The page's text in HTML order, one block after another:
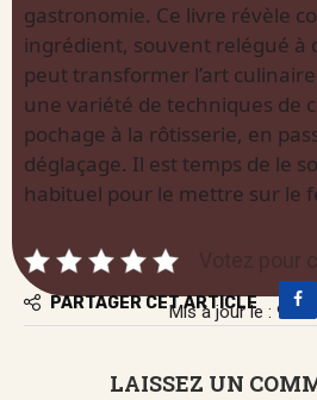
Mis à jour le : 9
gastronomie. Ce livre révèle
ingrédient, souvent relégué à
peut transformer l’art
une variété de techniques de
pochage à la rôtisserie, en
déglaçage. Il est temps de le
habituel pour le mettre sur le
Votez pour
PARTAGER CET ARTICLE
LAISSEZ UN